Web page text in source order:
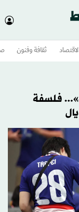
الاقتصاد ثقافة وفنون
فلسفة